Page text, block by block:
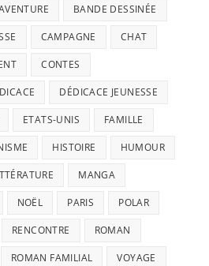
BANDE DESSINÉE
CAMPAGNE CHAT
CONTES
DÉDICACE JEUNESSE
ETATS-UNIS FAMILLE
HISTOIRE HUMOUR
MANGA
NOËL PARIS POLAR
RENCONTRE ROMAN
ROMAN FAMILIAL VOYAGE